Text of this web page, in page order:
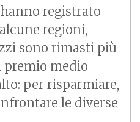
registrato
regioni,
sono rimasti più
premio medio
per risparmiare,
le diverse